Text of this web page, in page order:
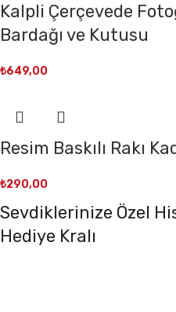
Kalpli Çerçevede
Bardağı ve Kutusu
₺649,00
Resim Baskılı Rakı
₺290,00
Sevdiklerinize Özel
Hediye Kralı